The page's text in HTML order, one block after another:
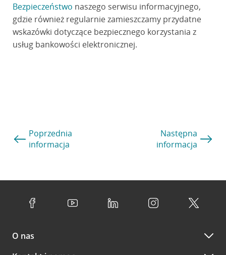
Bezpieczeństwo naszego serwisu informacyjnego,
gdzie również regularnie zamieszczamy przydatne
wskazówki dotyczące bezpiecznego korzystania z
usług bankowości elektronicznej.
Poprzednia
informacja
Następna
informacja
O nas